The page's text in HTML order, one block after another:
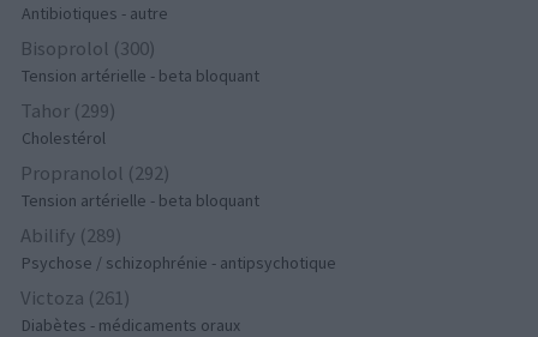
Antibiotiques - autre
Bisoprolol (300)
Tension artérielle - beta bloquant
Tahor (299)
Cholestérol
Propranolol (292)
Tension artérielle - beta bloquant
Abilify (289)
Psychose / schizophrénie - antipsychotique
Victoza (261)
Diabètes - médicaments oraux